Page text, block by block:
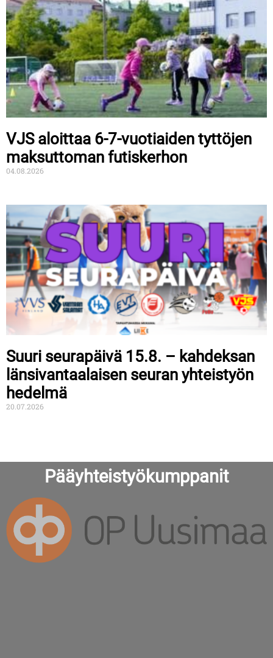
VJS aloittaa 6-7-vuotiaiden tyttöjen
maksuttoman futiskerhon
04.08.2026
Suuri seurapäivä 15.8. – kahdeksan
länsivantaalaisen seuran yhteistyön
hedelmä
20.07.2026
Pääyhteistyökumppanit